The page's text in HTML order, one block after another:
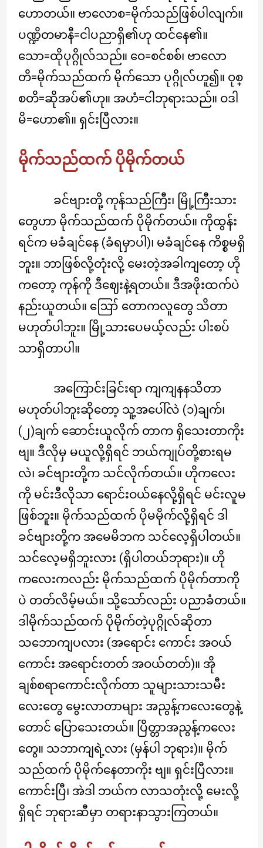
ဟောတယ်။ ဗာလောစ=မိုက်သည်ဖြစ်ပါလျက်။
ပဏ္ဍိတမာနီ=ငါပညာရှိ၏ဟု ထင်နေ၏။
သော=ထိုပုဂ္ဂိုလ်သည်။ ဝေ=စင်စစ်၊ ဗာလော
တိ=မိုက်သည်ထက် မိုက်သော ပုဂ္ဂိုလ်ဟူ၍။ ဝုစ္
စတိ=ဆိုအပ်၏ဟု။ အဟံ=ငါဘုရားသည်။ ဝဒါ
မိ=ဟော၏။ ရှင်းပြီလား။
မိုက်သည်ထက် ပိုမိုက်တယ်
ခင်ဗျားတို့ ကုန်သည်ကြီး၊ မြို့ကြီးသား
တွေဟာ မိုက်သည်ထက် ပိုမိုက်တယ်။ ကိုထွန်း
ရင်က မခံချင်နေ (ခံရမှာပါ)၊ မခံချင်နေ ကိစ္စမရှိ
ဘူး။ ဘာဖြစ်လို့တုံးလို့ မေးတဲ့အခါကျတော့ ဟို
ကတော့ ကုန်ကို ဒီဈေးနဲ့ရတယ်။ ဒီအဖိုးထက်ပဲ
နည်းယူတယ်။ ဪ တောကလူတွေ သိတာ
မဟုတ်ပါဘူး။ မြို့သားပေမယ့်လည်း ပါးစပ်
သာရှိတာပါ။
အကြောင်းခြင်းရာ ကျကျနနသိတာ
မဟုတ်ပါဘူးဆိုတော့ သူ့အပေါ်လဲ (၁)ချက်၊
(၂)ချက် ဆောင်းယူလိုက် တာက ရှိသေးတာကိုး
ဗျ။ ဒီလိုမှ မယူလို့ရှိရင် ဘယ်ကျုပ်တို့စားရမ
လဲ၊ ခင်ဗျားတို့က သင်လိုက်တယ်။ ဟိုကလေး
ကို မင်းဒီလိုသာ ရောင်းဝယ်နေလို့ရှိရင် မင်းလူမ
ဖြစ်ဘူး။ မိုက်သည်ထက် ပိုမမိုက်လို့ရှိရင် ဒါ
ခင်ဗျားတို့က အမေမိဘက သင်လေ့ရှိပါတယ်။
သင်လေ့မရှိဘူးလား (ရှိပါတယ်ဘုရား)။ ဟို
ကလေးကလည်း မိုက်သည်ထက် ပိုမိုက်တာကို
ပဲ တတ်လိမ့်မယ်။ သို့သော်လည်း ပညာခံတယ်။
ဒါမိုက်သည်ထက် ပိုမိုက်တဲ့ပုဂ္ဂိုလ်ဆိုတာ
သဘောကျပလား (အရောင်း ကောင်း အဝယ်
ကောင်း အရောင်းတတ် အဝယ်တတ်)။ အို
ချစ်စရာကောင်းလိုက်တာ သူများသားသမီး
လေးတွေ မွေးလာတာများ အညွန့်ကလေးတွေနဲ့
တောင် ပြောသေးတယ်။ ပြိတ္တာအညွန့်ကလေး
တွေ။ သဘာကျရဲ့လား (မှန်ပါ ဘုရား)။ မိုက်
သည်ထက် ပိုမိုက်နေတာကိုး ဗျ။ ရှင်းပြီလား။
ကောင်းပြီ၊ အဲဒါ ဘယ်က လာသတုံးလို့ မေးလို့
ရှိရင် ဘုရားဆီမှာ တရားနာသွားကြတယ်။